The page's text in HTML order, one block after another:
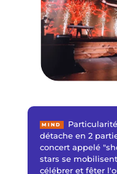
MIND
détache en 2
concert appelé
stars se
célébrer et fêter